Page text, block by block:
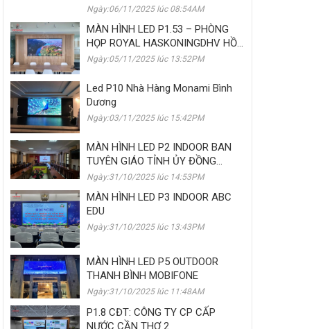
Ngày:06/11/2025 lúc 08:54AM
MÀN HÌNH LED P1.53 – PHÒNG
HỌP ROYAL HASKONINGDHV HỒ
CHÍ MINH
Ngày:05/11/2025 lúc 13:52PM
Led P10 Nhà Hàng Monami Bình
Dương
Ngày:03/11/2025 lúc 15:42PM
MÀN HÌNH LED P2 INDOOR BAN
TUYÊN GIÁO TỈNH ỦY ĐỒNG
THÁP
Ngày:31/10/2025 lúc 14:53PM
MÀN HÌNH LED P3 INDOOR ABC
EDU
Ngày:31/10/2025 lúc 13:43PM
MÀN HÌNH LED P5 OUTDOOR
THANH BÌNH MOBIFONE
Ngày:31/10/2025 lúc 11:48AM
P1.8 CĐT: CÔNG TY CP CẤP
NƯỚC CẦN THƠ 2